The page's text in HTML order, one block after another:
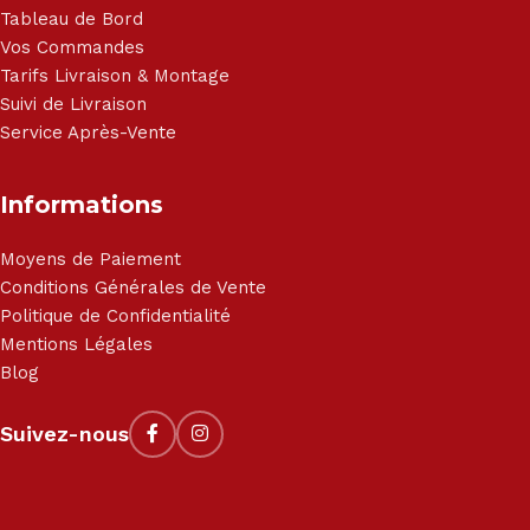
Tableau de Bord
Vos Commandes
Tarifs Livraison & Montage
Suivi de Livraison
Service Après-Vente
Informations
Moyens de Paiement
Conditions Générales de Vente
Politique de Confidentialité
Mentions Légales
Blog
Suivez-nous